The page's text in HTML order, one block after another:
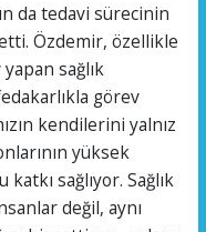
da tedavi sürecinin
Özdemir, özellikle
sağlık
görev
kendilerini yalnız
yüksek
sağlıyor. Sağlık
değil, aynı